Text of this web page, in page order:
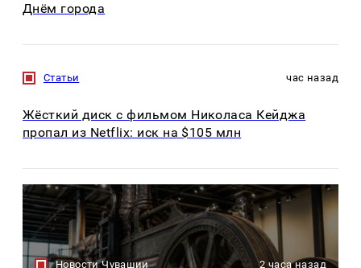
Днём города
Статьи час назад
Жёсткий диск с фильмом Николаса Кейджа
пропал из Netflix: иск на $105 млн
Новости Чувашии 2 часа назад